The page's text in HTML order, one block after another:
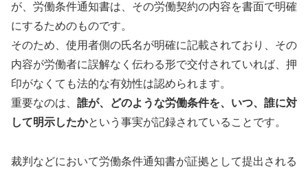
が、労働条件通知書は、その労働契約の内容を書面で明確
にするためのものです。
そのため、使用者側の氏名が明確に記載されており、その
内容が労働者に誤解なく伝わる形で交付されていれば、押
印がなくても法的な有効性は認められます。
重要なのは、 誰が、どのような労働条件を、いつ、誰に対
して明示したかという事実が記録されていることです。
裁判などにおいて労働条件通知書が証拠として提出される